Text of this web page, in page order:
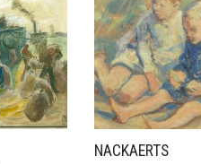
NACKAERTS